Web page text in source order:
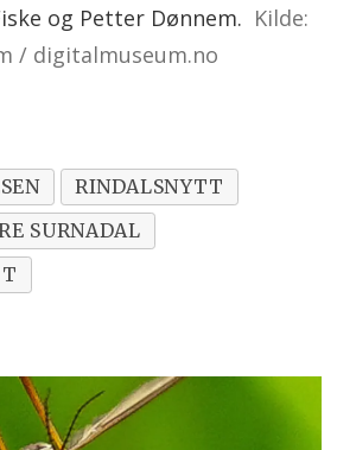
og Petter Dønnem. Kilde:
/ digitalmuseum.no
RINDALSNYTT
SURNADAL